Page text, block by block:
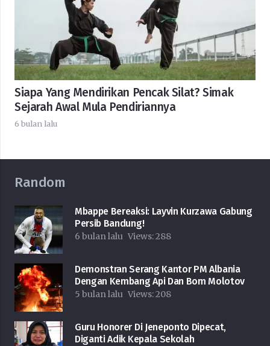
Siapa Yang Mendirikan Pencak Silat? Simak
Sejarah Awal Mula Pendiriannya
6 bulan lalu
Random
Mbappe Bereaksi: Layvin Kurzawa Gabung
Persib Bandung!
6 bulan lalu Views:288
Demonstran Serang Kantor PM Albania
Dengan Kembang Api Dan Bom Molotov
5 bulan lalu Views:208
Guru Honorer Di Jeneponto Dipecat,
Diganti Adik Kepala Sekolah